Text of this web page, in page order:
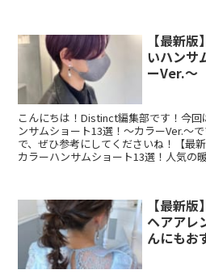
【最新
いハンサ
ーVer.～
こんにちは！Distinct編集部です！今
ンサムショート13選！～カラーVer.～
で、ぜひ参考にしてくださいね！【最
カラーハンサムショート13選！人気の
【最新
ヘアアレ
んにもお